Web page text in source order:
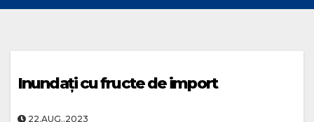
Inundați cu fructe de import
22.AUG..2023